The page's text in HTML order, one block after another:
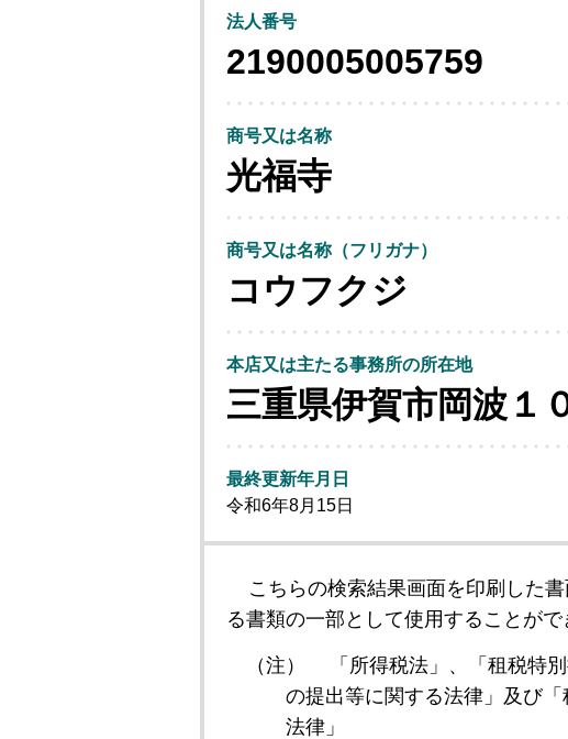
法人番号
2190005005759
商号又は名称
光福寺
商号又は名称（フリガナ）
コウフクジ
本店又は主たる事務所の所在地
三重県伊賀市岡波１
最終更新年月日
令和6年8月15日
こちらの検索結果画面を印刷した
る書類の一部として使用することがで
（注）
「所得税法」、「租税特
の提出等に関する法律」及び
法律」